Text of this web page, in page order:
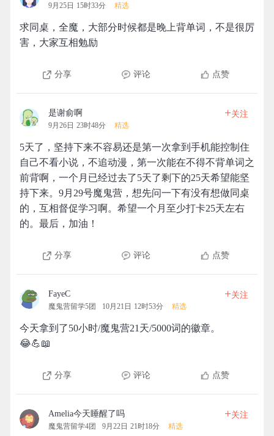
9月25日 15时33分 精选
求同桌，全魔，大部分时候都是晚上背单词，不是很厉
害，大家互相勉励
分享 评论 点赞
是谢俞啊
9月26日 23时48分 精选
+关注
5天了，坚持下来不容易还是第一次拿到手机能控制住
自己不看小说，不追动漫，第一次能在不得不背单词之
前背啊，一个月已经过去了5天了剩下的25天希望能坚
持下来。9月29号魔鬼营，想先问一下有没有想做同桌
的，互相督促学习啊。希望一个月至少打卡25天左右
的。最后，加油！
分享 评论 点赞
FayeC
魔鬼营留学5团 10月21日 12时53分 精选
+关注
今天拿到了50小时/魔鬼营21天/5000词的徽章。
😂💪📖
分享 评论 点赞
Amelia今天睡醒了吗
魔鬼营留学4团 9月22日 21时18分 精选
+关注